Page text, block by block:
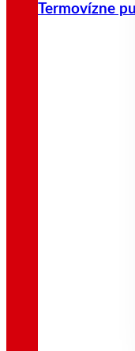
Termovízne